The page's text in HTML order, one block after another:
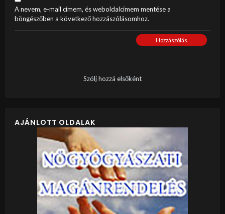
A nevem, e-mail címem, és weboldalcímem mentése a
böngészőben a következő hozzászólásomhoz.
Hozzászólás
Szólj hozzá elsőként
AJÁNLOTT OLDALAK